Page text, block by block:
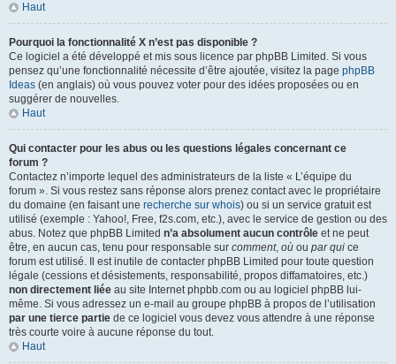
Haut
Pourquoi la fonctionnalité X n’est pas disponible ?
Ce logiciel a été développé et mis sous licence par phpBB Limited. Si vous
pensez qu’une fonctionnalité nécessite d’être ajoutée, visitez la page phpBB
Ideas (en anglais) où vous pouvez voter pour des idées proposées ou en
suggérer de nouvelles.
Haut
Qui contacter pour les abus ou les questions légales concernant ce
forum ?
Contactez n’importe lequel des administrateurs de la liste « L’équipe du
forum ». Si vous restez sans réponse alors prenez contact avec le propriétaire
du domaine (en faisant une recherche sur whois) ou si un service gratuit est
utilisé (exemple : Yahoo!, Free, f2s.com, etc.), avec le service de gestion ou des
abus. Notez que phpBB Limited n’a absolument aucun contrôle et ne peut
être, en aucun cas, tenu pour responsable sur comment, où ou par qui ce
forum est utilisé. Il est inutile de contacter phpBB Limited pour toute question
légale (cessions et désistements, responsabilité, propos diffamatoires, etc.)
non directement liée au site Internet phpbb.com ou au logiciel phpBB lui-
même. Si vous adressez un e-mail au groupe phpBB à propos de l’utilisation
par une tierce partie de ce logiciel vous devez vous attendre à une réponse
très courte voire à aucune réponse du tout.
Haut